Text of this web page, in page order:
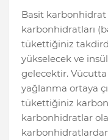
Basit karbonhidrat
karbonhidratları
tükettiğiniz
yükselecek ve
gelecektir. Vücutta
yağlanma ortaya
tükettiğiniz
karbonhidratlar